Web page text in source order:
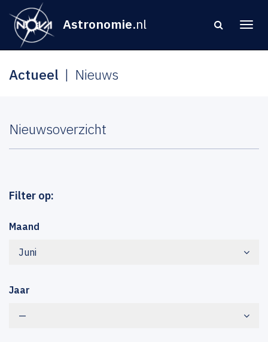
Astronomie.nl
Actueel Nieuws
Nieuwsoverzicht
Filter op:
Maand
Juni
Jaar
—